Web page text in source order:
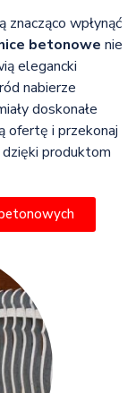
wpłynąć
betonowe nie
elegancki
nabierze
doskonałe
ofertę i przekonaj
produktom